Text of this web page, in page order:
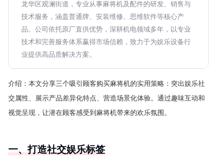
龙华区观澜街道，专业从事麻将机及配件的研发、销售与
技术服务，涵盖普通牌、安装维修、思维软件等核心产
品。公司依托原厂直供优势，深耕机电领域多年，以专业
技术和完善服务体系赢得市场信赖，致力于为娱乐设备行
业提供高品质解决方案。
介绍： 本文分享三个吸引顾客购买麻将机的实用策略：突出娱乐社
交属性、展示产品差异化特点、营造场景化体验。通过趣味互动和
视觉呈现，让潜在顾客感受到麻将机带来的欢乐氛围。
一、打造社交娱乐标签